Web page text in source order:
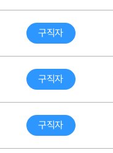
구직자
구직자
구직자